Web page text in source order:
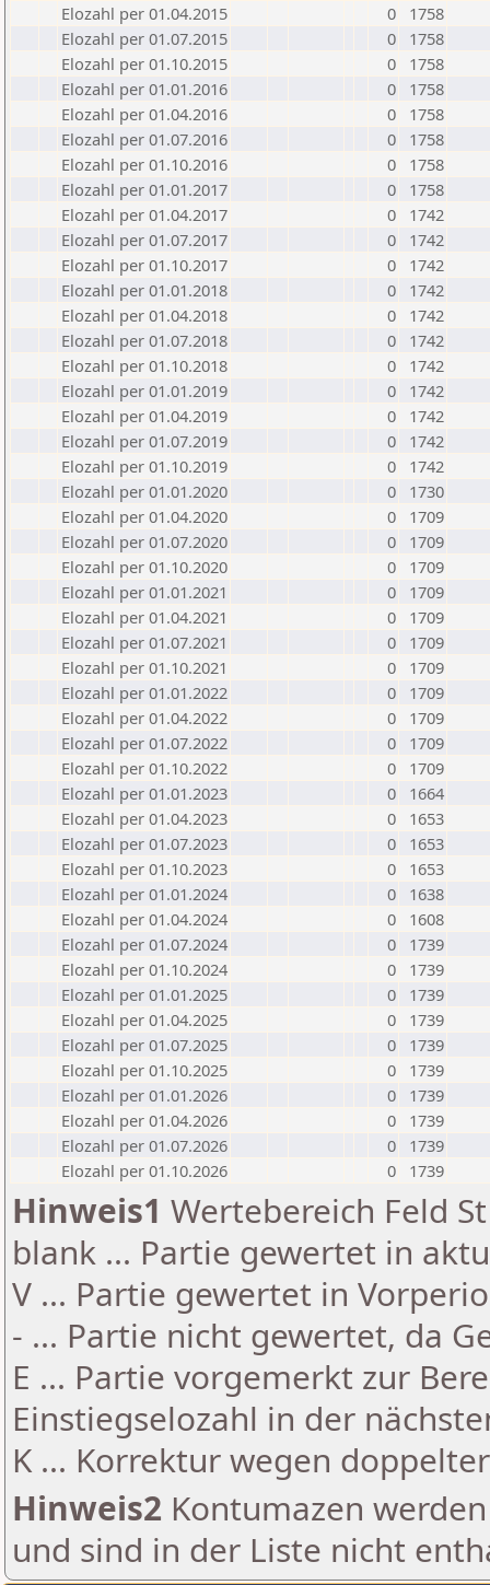
Elozahl per 01.04.2015
0
1758
Elozahl per 01.07.2015
0
1758
Elozahl per 01.10.2015
0
1758
Elozahl per 01.01.2016
0
1758
Elozahl per 01.04.2016
0
1758
Elozahl per 01.07.2016
0
1758
Elozahl per 01.10.2016
0
1758
Elozahl per 01.01.2017
0
1758
Elozahl per 01.04.2017
0
1742
Elozahl per 01.07.2017
0
1742
Elozahl per 01.10.2017
0
1742
Elozahl per 01.01.2018
0
1742
Elozahl per 01.04.2018
0
1742
Elozahl per 01.07.2018
0
1742
Elozahl per 01.10.2018
0
1742
Elozahl per 01.01.2019
0
1742
Elozahl per 01.04.2019
0
1742
Elozahl per 01.07.2019
0
1742
Elozahl per 01.10.2019
0
1742
Elozahl per 01.01.2020
0
1730
Elozahl per 01.04.2020
0
1709
Elozahl per 01.07.2020
0
1709
Elozahl per 01.10.2020
0
1709
Elozahl per 01.01.2021
0
1709
Elozahl per 01.04.2021
0
1709
Elozahl per 01.07.2021
0
1709
Elozahl per 01.10.2021
0
1709
Elozahl per 01.01.2022
0
1709
Elozahl per 01.04.2022
0
1709
Elozahl per 01.07.2022
0
1709
Elozahl per 01.10.2022
0
1709
Elozahl per 01.01.2023
0
1664
Elozahl per 01.04.2023
0
1653
Elozahl per 01.07.2023
0
1653
Elozahl per 01.10.2023
0
1653
Elozahl per 01.01.2024
0
1638
Elozahl per 01.04.2024
0
1608
Elozahl per 01.07.2024
0
1739
Elozahl per 01.10.2024
0
1739
Elozahl per 01.01.2025
0
1739
Elozahl per 01.04.2025
0
1739
Elozahl per 01.07.2025
0
1739
Elozahl per 01.10.2025
0
1739
Elozahl per 01.01.2026
0
1739
Elozahl per 01.04.2026
0
1739
Elozahl per 01.07.2026
0
1739
Elozahl per 01.10.2026
0 1739
Hinweis1 Wertebereich Feld
blank ... Partie gewertet in
V ... Partie gewertet in
- ... Partie nicht gewertet, da
E ... Partie vorgemerkt zur
Einstiegselozahl in der
K ... Korrektur wegen
Hinweis2 Kontumazen
und sind in der Liste nicht